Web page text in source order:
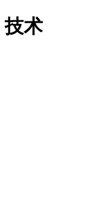
技术